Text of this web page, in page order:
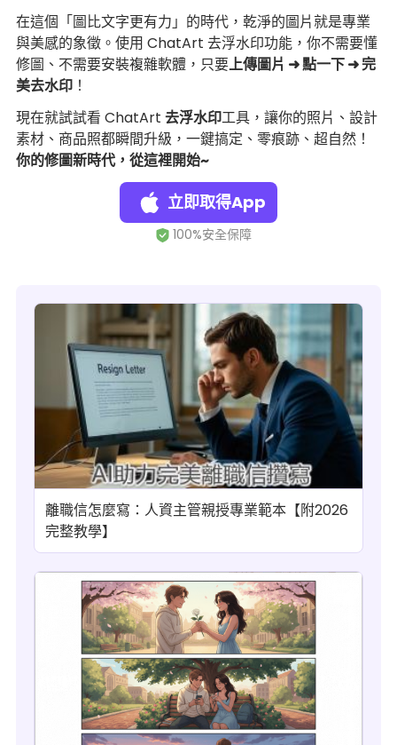
在這個「圖比文字更有力」的時代，乾淨的圖片就是專業
與美感的象徵。使用 ChatArt 去浮水印功能，你不需要懂
修圖、不需要安裝複雜軟體，只要上傳圖片 ➜ 點一下 ➜ 完
美去水印 ！
現在就試試看 ChatArt 去浮水印工具，讓你的照片、設計
素材、商品照都瞬間升級，一鍵搞定、零痕跡、超自然！
你的修圖新時代，從這裡開始~
立即取得App
離職信怎麼寫：人資主管親授專業範本【附2026
完整教學】